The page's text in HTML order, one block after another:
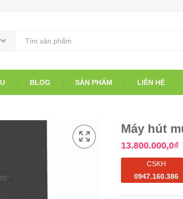
BLOG SẢN PHẨM LIÊN HỆ
Máy hút
13.800.000,0₫
CSKH
0947.160.386